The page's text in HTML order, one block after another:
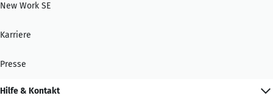
New Work SE
Karriere
Presse
Hilfe & Kontakt